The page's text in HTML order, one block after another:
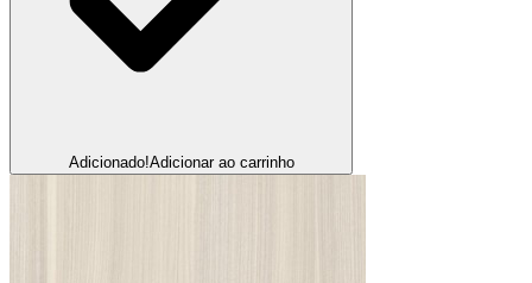
Adicionado!Adicionar ao carrinho